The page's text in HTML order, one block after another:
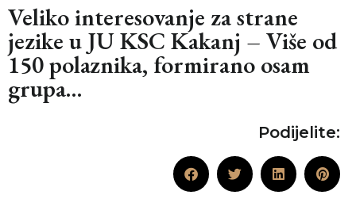
Veliko interesovanje za strane
jezike u JU KSC Kakanj – Više od
150 polaznika, formirano osam
grupa…
Podijelite: